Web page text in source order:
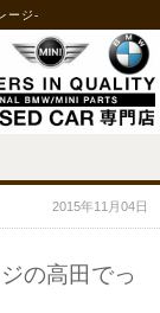
ージ-
2015年11月04日
の高田でっ